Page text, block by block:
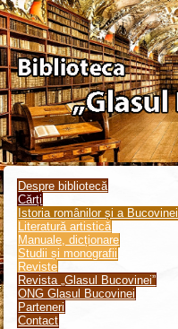
Despre bibliotecă
Cărți
Istoria românilor și a Bucovinei
Literatură artistică
Manuale, dicționare
Studii și monografii
Reviste
Revista „Glasul Bucovinei”
ONG Glasul Bucovinei
Parteneri
Contact